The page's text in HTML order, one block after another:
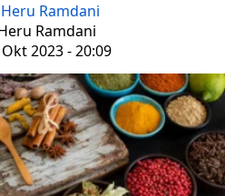
Heru Ramdani
Ramdani
2023 - 20:09